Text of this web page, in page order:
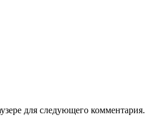
для следующего комментария.